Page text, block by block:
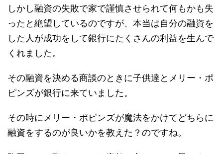
しかし融資の失敗で家で謹慎させられて何もかも失
ったと絶望しているのですが、本当は自分の融資を
した人が成功をして銀行にたくさんの利益を生んで
くれました。
その融資を決める商談のときに子供達とメリー・ポ
ピンズが銀行に来ていました。
その時にメリー・ポピンズが魔法をかけてどちらに
融資をするのが良いかを教えた？のですね。